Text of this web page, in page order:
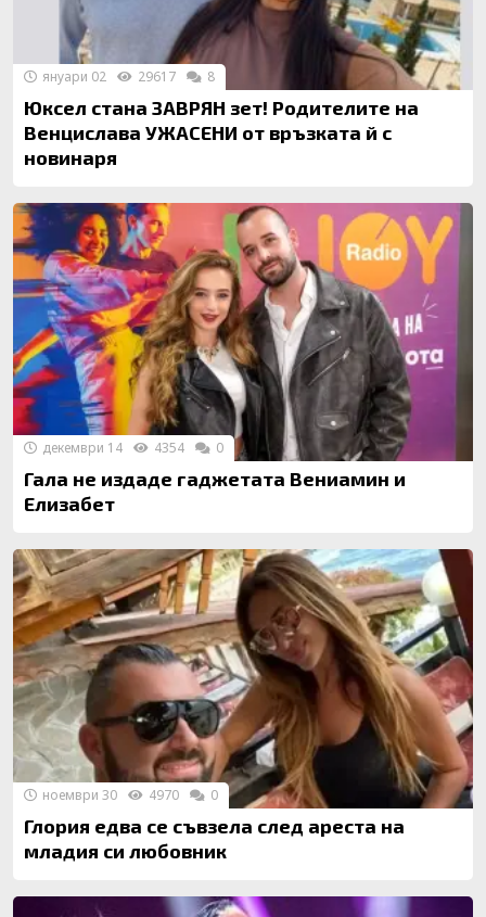
Юксел стана ЗАВРЯН зет! Родителите на
Венцислава УЖАСЕНИ от връзката й с
новинаря
януари 02 29617 8
Гала не издаде гаджетата Вениамин и
Елизабет
декември 14 4354 0
Глория едва се съвзела след ареста на
младия си любовник
ноември 30 4970 0